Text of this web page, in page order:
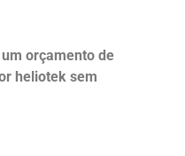
orçamento de
heliotek sem